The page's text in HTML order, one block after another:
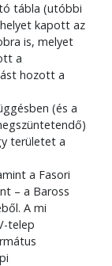
tábla (utóbbi
kapott az
is, melyet
a
hozott a
(és a
területet a
a Fasori
– a Baross
A mi
telep